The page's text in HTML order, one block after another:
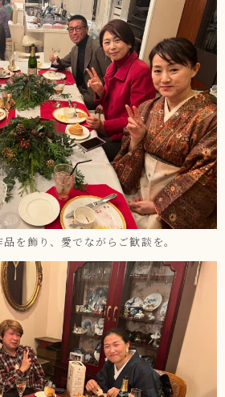
を飾り、愛でながらご歓談を。